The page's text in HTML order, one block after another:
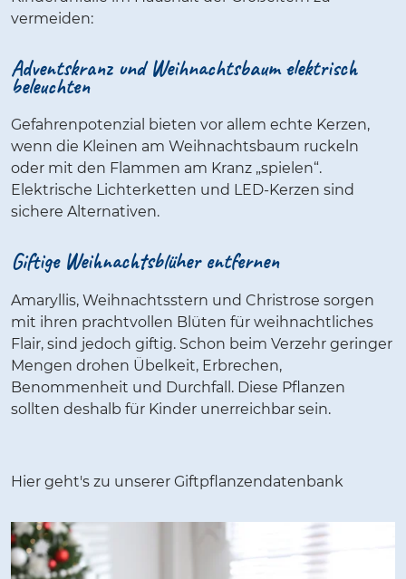
vermeiden:
Adventskranz und Weihnachtsbaum elektrisch
beleuchten
Gefahrenpotenzial bieten vor allem echte Kerzen,
wenn die Kleinen am Weihnachtsbaum ruckeln
oder mit den Flammen am Kranz „spielen“.
Elektrische Lichterketten und LED-Kerzen sind
sichere Alternativen.
Giftige Weihnachtsblüher entfernen
Amaryllis, Weihnachtsstern und Christrose sorgen
mit ihren prachtvollen Blüten für weihnachtliches
Flair, sind jedoch giftig. Schon beim Verzehr geringer
Mengen drohen Übelkeit, Erbrechen,
Benommenheit und Durchfall. Diese Pflanzen
sollten deshalb für Kinder unerreichbar sein.
Hier geht's zu unserer Giftpflanzendatenbank